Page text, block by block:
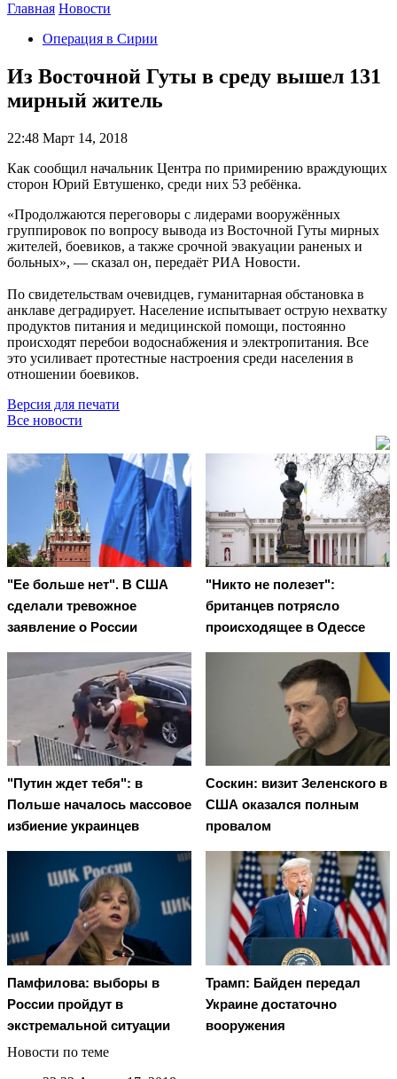
Главная Новости
Операция в Сирии
Из Восточной Гуты в среду вышел 131
мирный житель
22:48 Март 14, 2018
Как сообщил начальник Центра по примирению враждующих
сторон Юрий Евтушенко, среди них 53 ребёнка.
«Продолжаются переговоры с лидерами вооружённых
группировок по вопросу вывода из Восточной Гуты мирных
жителей, боевиков, а также срочной эвакуации раненых и
больных», — сказал он, передаёт РИА Новости.
По свидетельствам очевидцев, гуманитарная обстановка в
анклаве деградирует. Население испытывает острую нехватку
продуктов питания и медицинской помощи, постоянно
происходят перебои водоснабжения и электропитания. Все
это усиливает протестные настроения среди населения в
отношении боевиков.
Версия для печати
Все новости
"Ее больше нет". В США
сделали тревожное
заявление о России
"Никто не полезет":
британцев потрясло
происходящее в Одессе
"Путин ждет тебя": в
Польше началось массовое
избиение украинцев
Соскин: визит Зеленского в
США оказался полным
провалом
Памфилова: выборы в
России пройдут в
экстремальной ситуации
Трамп: Байден передал
Украине достаточно
вооружения
Новости по теме